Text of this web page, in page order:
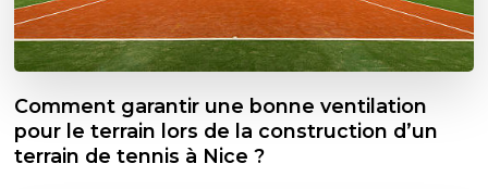
Comment garantir une bonne ventilation
pour le terrain lors de la construction d’un
terrain de tennis à Nice ?